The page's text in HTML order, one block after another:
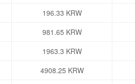
196.33 KRW
981.65 KRW
1963.3 KRW
4908.25 KRW